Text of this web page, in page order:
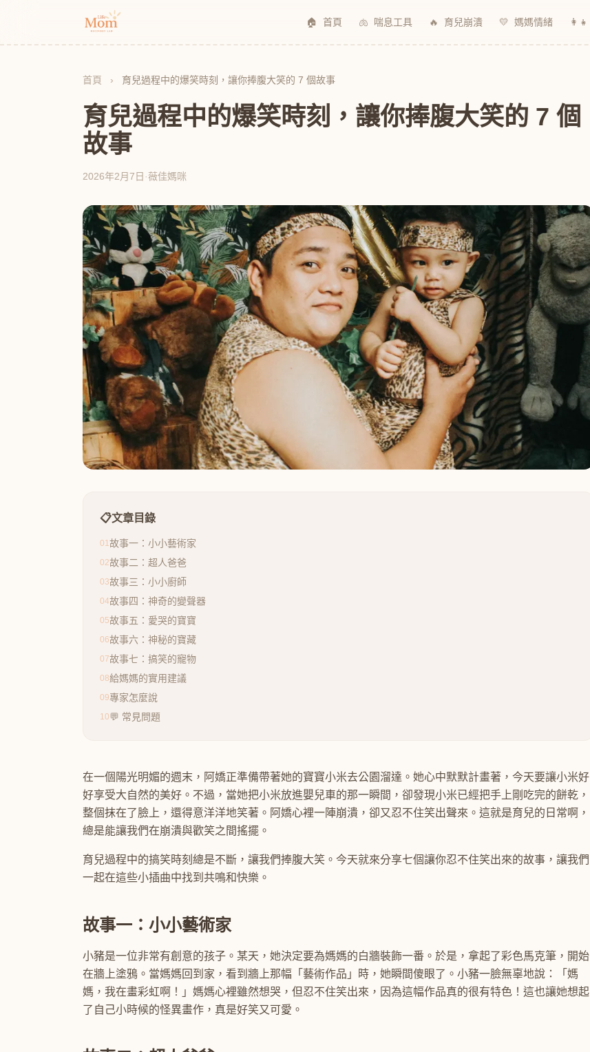
🏠 首頁 🫁 喘息工具 🔥 育兒崩潰 💛 媽媽情緒 👩‍👧
首頁 › 育兒過程中的爆笑時刻，讓你捧腹大笑的 7 個故事
育兒過程中的爆笑時刻，讓你捧腹大笑的 7 個
故事
2026年2月7日 ·薇佳媽咪
📋文章目錄
01故事一：小小藝術家
02故事二：超人爸爸
03故事三：小小廚師
04故事四：神奇的變聲器
05故事五：愛哭的寶寶
06故事六：神秘的寶藏
07故事七：搞笑的寵物
08給媽媽的實用建議
09專家怎麼說
10💬 常見問題
在一個陽光明媚的週末，阿嬌正準備帶著她的寶寶小米去公園溜達。她心中默默計畫著，今天要讓小米好
好享受大自然的美好。不過，當她把小米放進嬰兒車的那一瞬間，卻發現小米已經把手上剛吃完的餅乾，
整個抹在了臉上，還得意洋洋地笑著。阿嬌心裡一陣崩潰，卻又忍不住笑出聲來。這就是育兒的日常啊，
總是能讓我們在崩潰與歡笑之間搖擺。
育兒過程中的搞笑時刻總是不斷，讓我們捧腹大笑。今天就來分享七個讓你忍不住笑出來的故事，讓我們
一起在這些小插曲中找到共鳴和快樂。
故事一：小小藝術家
小豬是一位非常有創意的孩子。某天，她決定要為媽媽的白牆裝飾一番。於是，拿起了彩色馬克筆，開始
在牆上塗鴉。當媽媽回到家，看到牆上那幅「藝術作品」時，她瞬間傻眼了。小豬一臉無辜地說：「媽
媽，我在畫彩虹啊！」媽媽心裡雖然想哭，但忍不住笑出來，因為這幅作品真的很有特色！這也讓她想起
了自己小時候的怪異畫作，真是好笑又可愛。